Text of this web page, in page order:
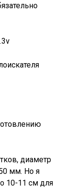
диаметр
мм. Но я
10-11 см для